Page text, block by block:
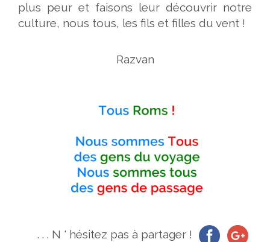
plus peur et faisons leur découvrir notre
culture, nous tous, les fils et filles du vent !
Razvan
. . . N ' hésitez pas à partager !